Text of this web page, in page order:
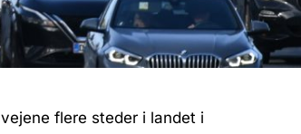
flere steder i landet i